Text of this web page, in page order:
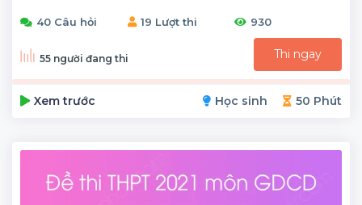
40 Câu hỏi 19 Lượt thi 930
55 người đang thi Thi ngay
Xem trước Học sinh 50 Phút